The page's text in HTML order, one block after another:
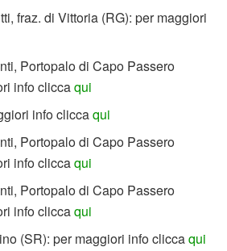
fraz. di Vittoria (RG): per maggiori
Portopalo di Capo Passero
info cliccaqui
info cliccaqui
Portopalo di Capo Passero
info cliccaqui
Portopalo di Capo Passero
info cliccaqui
(SR): per maggiori info cliccaqui